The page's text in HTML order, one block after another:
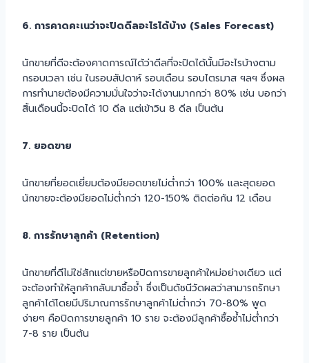
6. การคาดคะเนว่าจะปิดดีลอะไรได้บ้าง (Sales Forecast)
นักขายที่ดีจะต้องคาดการณ์ได้ว่าดีลที่จะปิดได้นั้นมีอะไรบ้างตาม
กรอบเวลา เช่น ในรอบสัปดาห์ รอบเดือน รอบไตรมาส ฯลฯ ซึ่งผล
การทำนายต้องมีความมั่นใจว่าจะได้งานมากกว่า 80% เช่น บอกว่า
สิ้นเดือนนี้จะปิดได้ 10 ดีล แต่เข้าวิน 8 ดีล เป็นต้น
7. ยอดขาย
นักขายที่ยอดเยี่ยมต้องมียอดขายไม่ต่ำกว่า 100% และสุดยอด
นักขายจะต้องมียอดไม่ต่ำกว่า 120-150% ติดต่อกัน 12 เดือน
8. การรักษาลูกค้า (Retention)
นักขายที่ดีไม่ใช่สักแต่ขายหรือปิดการขายลูกค้าใหม่อย่างเดียว แต่
จะต้องทำให้ลูกค้ากลับมาซื้อซ้ำ ซึ่งเป็นดัชนีวัดผลว่าสามารถรักษา
ลูกค้าได้โดยมีปริมาณการรักษาลูกค้าไม่ต่ำกว่า 70-80% พูด
ง่ายๆ คือปิดการขายลูกค้า 10 ราย จะต้องมีลูกค้าซื้อซ้ำไม่ต่ำกว่า
7-8 ราย เป็นต้น